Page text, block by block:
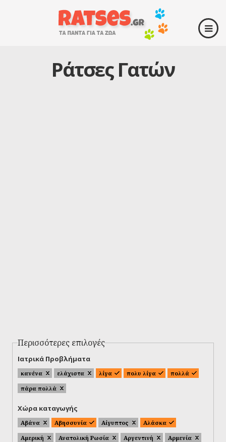
Ράτσες Γατών
Περισσότερες επιλογές
Ιατρικά Προβλήματα
κανένα ελάχιστα λίγα πολυ λίγα
πολλά
πάρα πολλά
Χώρα καταγωγής
Αβάνα Αβησσυνία Αίγυπτος
Αλάσκα
Αμερική
Ανατολική Ρωσία Αργεντινή
Αρμενία